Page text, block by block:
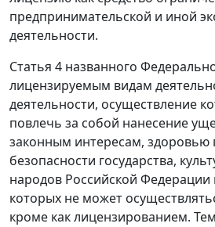
предпринимательской и иной
деятельности.
Статья 4 названного
лицензируемым видам
деятельности, осуществление
повлечь за собой нанесение
законным интересам, здоровью
безопасности государства,
народов Российской Федерации
которых не может
кроме как лицензированием.